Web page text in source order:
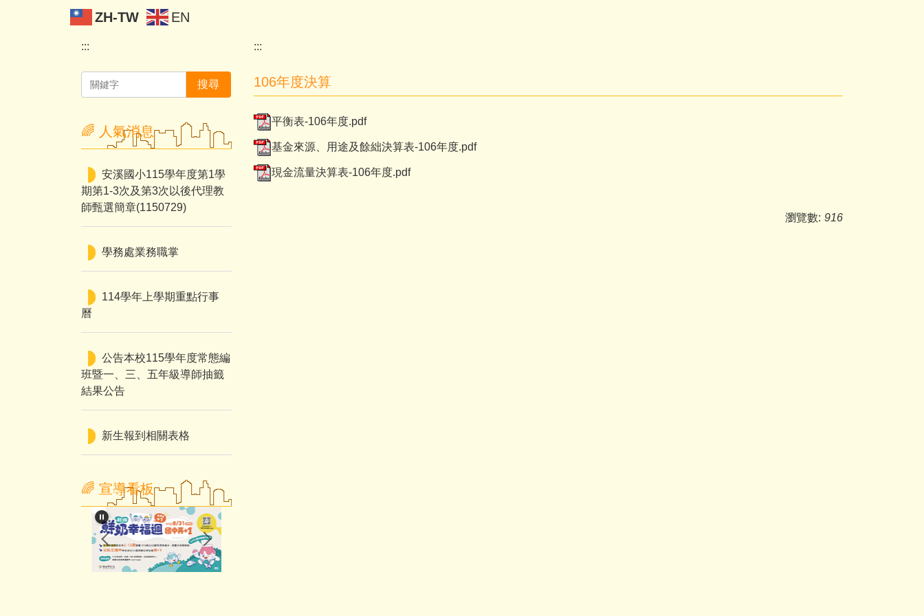
ZH-TW EN
:::
搜尋
🌈 人氣消息
安溪國小115學年度第1學
期第1-3次及第3次以後代理教
師甄選簡章(1150729)
學務處業務職掌
114學年上學期重點行事
曆
公告本校115學年度常態編
班暨一、三、五年級導師抽籤
結果公告
新生報到相關表格
🌈 宣導看板
:::
106年度決算
平衡表-106年度.pdf
基金來源、用途及餘絀決算表-106年度.pdf
現金流量決算表-106年度.pdf
瀏覽數: 916